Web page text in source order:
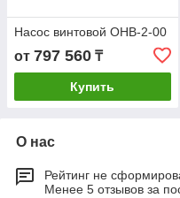
Насос винтовой ОНВ-2-00
от 797 560 ₸
Купить
О нас
Рейтинг не
Менее 5 отзывов за